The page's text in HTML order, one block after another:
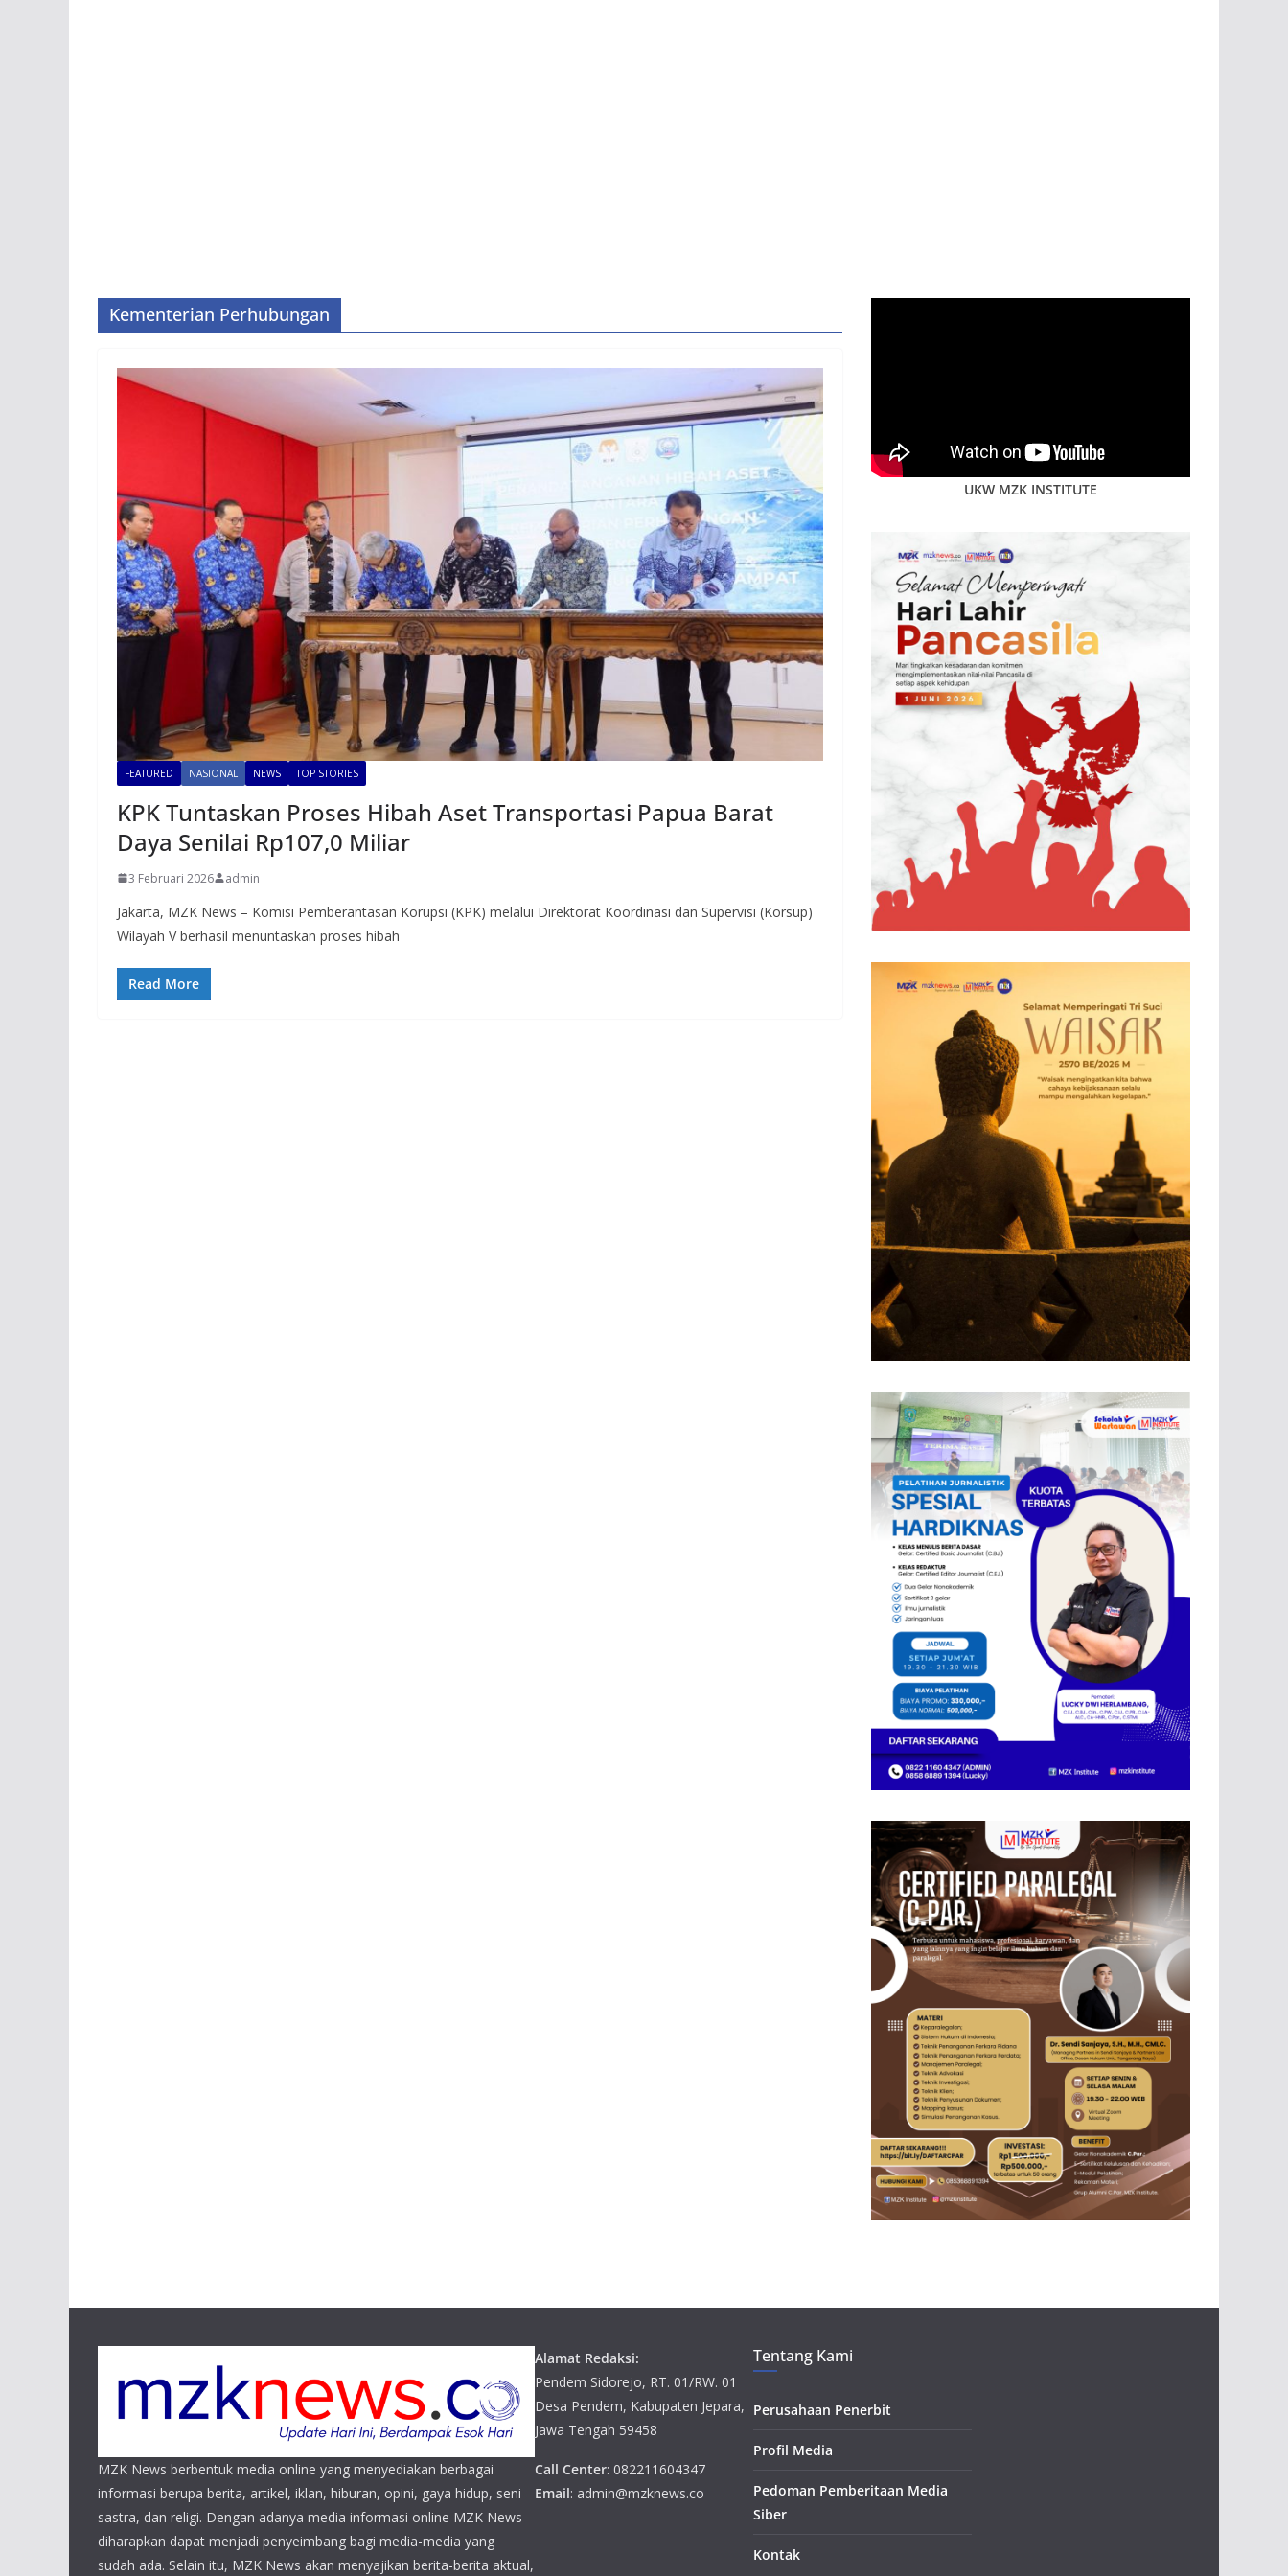
Kementerian Perhubungan
FEATURED NASIONAL NEWS TOP STORIES
KPK Tuntaskan Proses Hibah Aset Transportasi Papua Barat
Daya Senilai Rp107,0 Miliar
3 Februari 2026 admin
Jakarta, MZK News – Komisi Pemberantasan Korupsi (KPK) melalui Direktorat Koordinasi dan Supervisi (Korsup)
Wilayah V berhasil menuntaskan proses hibah
Read More
UKW MZK INSTITUTE
MZK News berbentuk media online yang menyediakan berbagai
informasi berupa berita, artikel, iklan, hiburan, opini, gaya hidup, seni
sastra, dan religi. Dengan adanya media informasi online MZK News
diharapkan dapat menjadi penyeimbang bagi media-media yang
sudah ada. Selain itu, MZK News akan menyajikan berita-berita aktual,
Alamat Redaksi:
Pendem Sidorejo, RT. 01/RW. 01
Desa Pendem, Kabupaten Jepara,
Jawa Tengah 59458
Call Center: 082211604347
Email: admin@mzknews.co
Tentang Kami
Perusahaan Penerbit
Profil Media
Pedoman Pemberitaan Media
Siber
Kontak